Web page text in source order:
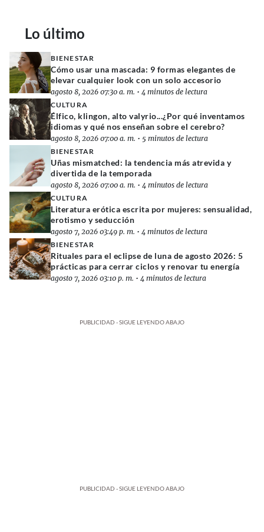
Lo último
BIENESTAR
Cómo usar una mascada: 9 formas elegantes de
elevar cualquier look con un solo accesorio
agosto 8, 2026 07:30 a. m. • 4 minutos de lectura
CULTURA
Élfico, klingon, alto valyrio...¿Por qué inventamos
idiomas y qué nos enseñan sobre el cerebro?
agosto 8, 2026 07:00 a. m. • 5 minutos de lectura
BIENESTAR
Uñas mismatched: la tendencia más atrevida y
divertida de la temporada
agosto 8, 2026 07:00 a. m. • 4 minutos de lectura
CULTURA
Literatura erótica escrita por mujeres: sensualidad,
erotismo y seducción
agosto 7, 2026 03:49 p. m. • 4 minutos de lectura
BIENESTAR
Rituales para el eclipse de luna de agosto 2026: 5
prácticas para cerrar ciclos y renovar tu energía
agosto 7, 2026 03:10 p. m. • 4 minutos de lectura
PUBLICIDAD - SIGUE LEYENDO ABAJO
PUBLICIDAD - SIGUE LEYENDO ABAJO